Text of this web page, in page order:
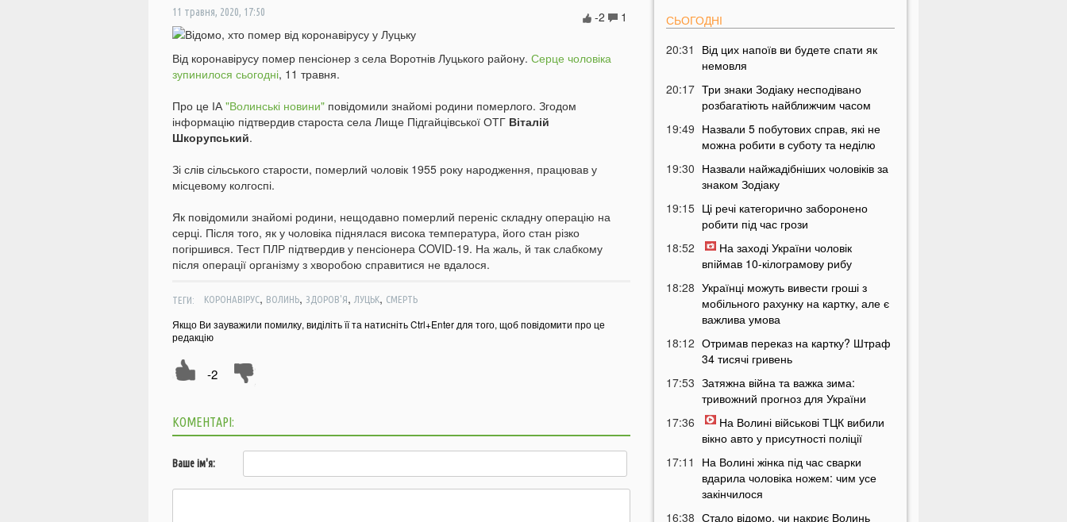
11 травня, 2020, 17:50 1
-2
Від коронавірусу помер пенсіонер з села Воротнів Луцького району. Серце чоловіка
зупинилося сьогодні, 11 травня.
Про це ІА"Волинські новини" повідомили знайомі родини померлого. Згодом
інформацію підтвердив староста села Лище Підгайцівської ОТГ Віталій
Шкорупський.
Зі слів сільського старости, померлий чоловік 1955 року народження, працював у
місцевому колгоспі.
Як повідомили знайомі родини, нещодавно померлий переніс складну операцію на
серці. Після того, як у чоловіка піднялася висока температура, його стан різко
погіршився. Тест ПЛР підтвердив у пенсіонера COVID-19. На жаль, й так слабкому
після операції організму з хворобою справитися не вдалося.
ТЕГИ: КОРОНАВІРУС, ВОЛИНЬ, ЗДОРОВ'Я, ЛУЦЬК, СМЕРТЬ
Якщо Ви зауважили помилку, виділіть її та натисніть Ctrl+Enter для того, щоб повідомити про це
редакцію
-2
КОМЕНТАРІ:
Ваше ім'я:
СЬОГОДНІ
20:31
Від цих напоїв ви будете спати як
немовля
20:17 Три знаки Зодіаку несподівано
розбагатіють найближчим часом
19:49 Назвали 5 побутових справ, які не
можна робити в суботу та неділю
19:30 Назвали найжадібніших чоловіків за
знаком Зодіаку
19:15 Ці речі категорично заборонено
робити під час грози
18:52
На заході України чоловік
впіймав 10-кілограмову рибу
18:28 Українці можуть вивести гроші з
мобільного рахунку на картку, але є
важлива умова
18:12 Отримав переказ на картку? Штраф
34 тисячі гривень
17:53 Затяжна війна та важка зима:
тривожний прогноз для України
17:36
На Волині військові ТЦК вибили
вікно авто у присутності поліції
17:11
На Волині жінка під час сварки
вдарила чоловіка ножем: чим усе
закінчилося
16:38 Стало відомо, чи накриє Волинь